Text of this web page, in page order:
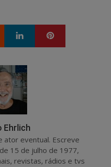
Google+ LinkedIn
Ehrlich
ator eventual. Escreve
15 de julho de 1977,
revistas, rádios e tvs